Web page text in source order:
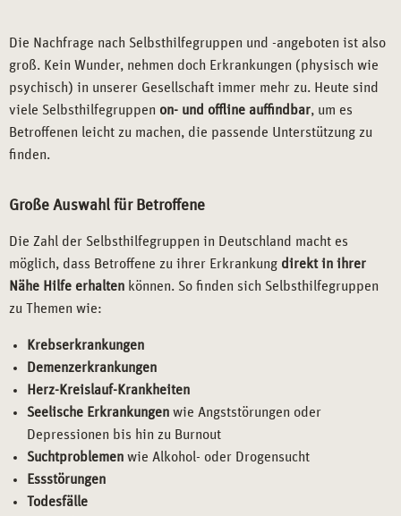
Die Nachfrage nach Selbsthilfegruppen und -angeboten ist also
groß. Kein Wunder, nehmen doch Erkrankungen (physisch wie
psychisch) in unserer Gesellschaft immer mehr zu. Heute sind
viele Selbsthilfegruppen on- und offline auffindbar, um es
Betroffenen leicht zu machen, die passende Unterstützung zu
finden.
Große Auswahl für Betroffene
Die Zahl der Selbsthilfegruppen in Deutschland macht es
möglich, dass Betroffene zu ihrer Erkrankung direkt in ihrer
Nähe Hilfe erhalten können. So finden sich Selbsthilfegruppen
zu Themen wie:
Krebserkrankungen
Demenzerkrankungen
Herz-Kreislauf-Krankheiten
Seelische Erkrankungen wie Angststörungen oder
Depressionen bis hin zu Burnout
Suchtproblemen wie Alkohol- oder Drogensucht
Essstörungen
Todesfälle